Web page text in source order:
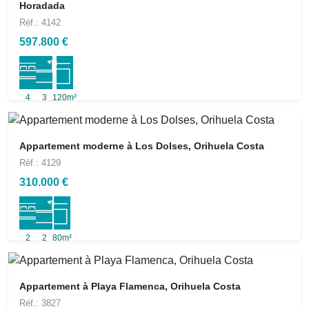
Horadada
Réf.: 4142
597.800 €
4 3 120m²
Appartement moderne à Los Dolses, Orihuela Costa
Réf.: 4129
310.000 €
2 2 80m²
Appartement à Playa Flamenca, Orihuela Costa
Réf.: 3827